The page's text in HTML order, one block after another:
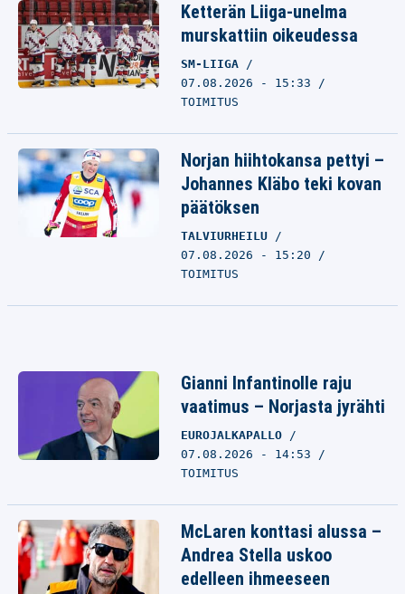
Ketterän Liiga-unelma
murskattiin oikeudessa
SM-LIIGA
07.08.2026 - 15:33
TOIMITUS
Norjan hiihtokansa pettyi –
Johannes Kläbo teki kovan
päätöksen
TALVIURHEILU
07.08.2026 - 15:20
TOIMITUS
Gianni Infantinolle raju
vaatimus – Norjasta jyrähti
EUROJALKAPALLO
07.08.2026 - 14:53
TOIMITUS
McLaren konttasi alussa –
Andrea Stella uskoo
edelleen ihmeeseen